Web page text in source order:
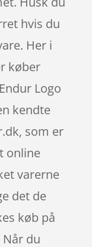
hvis du
Her i
køber
Logo
kendte
som er
online
varerne
det de
køb på
du